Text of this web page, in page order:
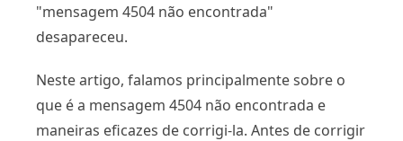
"mensagem 4504 não encontrada"
desapareceu.
Neste artigo, falamos principalmente sobre o
que é a mensagem 4504 não encontrada e
maneiras eficazes de corrigi-la. Antes de corrigir